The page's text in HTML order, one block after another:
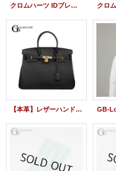
クロムハーツ IDブレスレット 新品仕上げ 燻し加工
【本革】レザーハンドバッグ 黒 35 カデナ スワロフスキー